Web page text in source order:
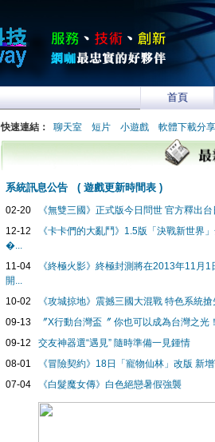
首頁
快速連結： 聊天室 短片 小遊戲 軟體下載分享
系統訊息公告 ( 遊戲更新時間表 )
02-20
《無雙三國》正式版今日問世 官方釋出
12-12
《卡卡們的大亂鬥》1.5版「決戰新世界
�...
11-04
《終極火影》終極封測將在2013年11月
開...
10-02
《攻城掠地》震撼三國大混戰 特色系統
09-13
〞X行動台灣盃〞 你也可以成為台灣之光
09-12 交友神器選“遇見” 隨時準備一見鍾情
08-01
《冒險契約》18日「寵物仙林」改版 新
07-04
《白髮魔女傳》白色絕戀暑假強襲